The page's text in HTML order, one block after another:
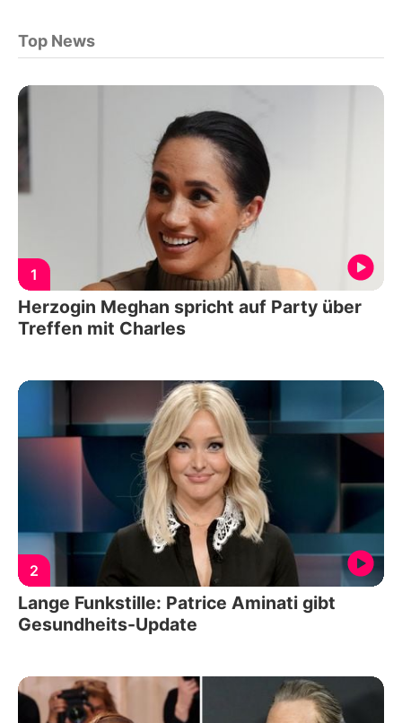
Top News
1
Herzogin Meghan spricht auf Party über
Treffen mit Charles
2
Lange Funkstille: Patrice Aminati gibt
Gesundheits-Update